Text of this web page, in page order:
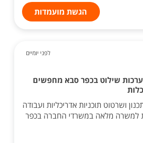
הגשת מועמדות
לפני יומיים
שילוט בכפר סבא מחפשים
ושרטוט תוכניות אדריכליות ועבודה
למשרה מלאה במשרדי החברה בכפר